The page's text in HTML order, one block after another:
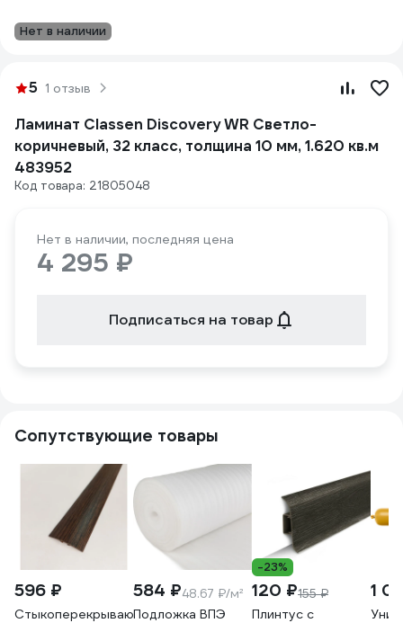
Нет в наличии
5 1 отзыв
Ламинат Classen Discovery WR Светло-
коричневый, 32 класс, толщина 10 мм, 1.620 кв.м
483952
Код товара: 21805048
Нет в наличии, последняя цена
4 295 ₽
Подписаться на товар
Сопутствующие товары
596 ₽
Стыкоперекрывающий
584 ₽48.67 ₽/м²
Подложка ВПЭ
-23%
120 ₽155 ₽
Плинтус с
1